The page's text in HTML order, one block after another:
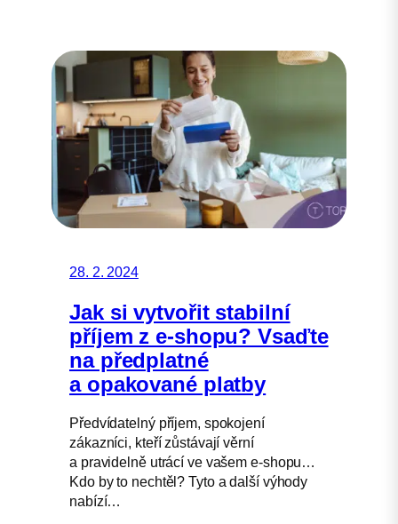
28. 2. 2024
Jak si vytvořit stabilní
příjem z e-shopu? Vsaďte
na předplatné
a opakované platby
Předvídatelný příjem, spokojení
zákazníci, kteří zůstávají věrní
a pravidelně utrácí ve vašem e-shopu…
Kdo by to nechtěl? Tyto a další výhody
nabízí…